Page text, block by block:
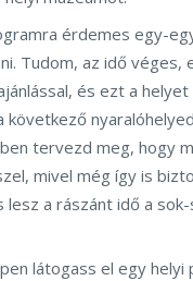
érdemes egy-
Tudom, az idő véges,
és ezt a helyet
következő
tervezd meg, hogy
mivel még így is
lesz a rászánt idő a
látogass el egy helyi